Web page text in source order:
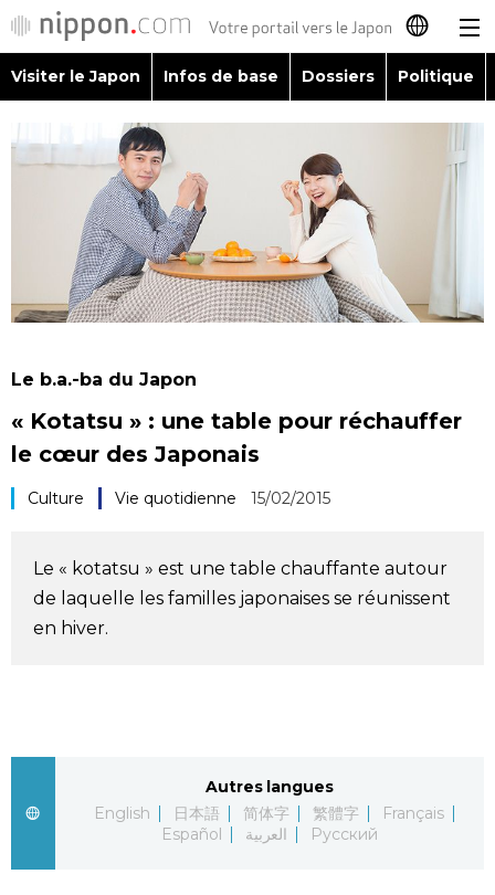
日本語
简体字
繁體字
Español
Русский
Visiter le Japon
Infos de base
Économie
Culture
official SNS
Visiter le Japon Infos de base Dossiers Politique
Le b.a.-ba du Japon
« Kotatsu » : une table pour réchauffer
le cœur des Japonais
Culture Vie quotidienne 15/02/2015
Le « kotatsu » est une table chauffante autour
de laquelle les familles japonaises se réunissent
en hiver.
Autres langues
English
日本語 简体字 繁體字
Français
Español
العربية Русский